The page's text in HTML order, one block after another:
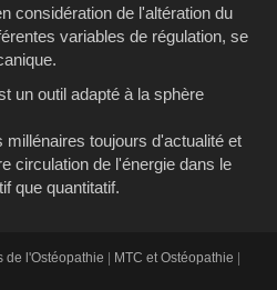
considération de l'altération du
variables de régulation, se
un outil adapté à la sphère
toujours d'actualité et
circulation de l'énergie dans le
que quantitatif.
de l'Ostéopathie MTC et Ostéopathie